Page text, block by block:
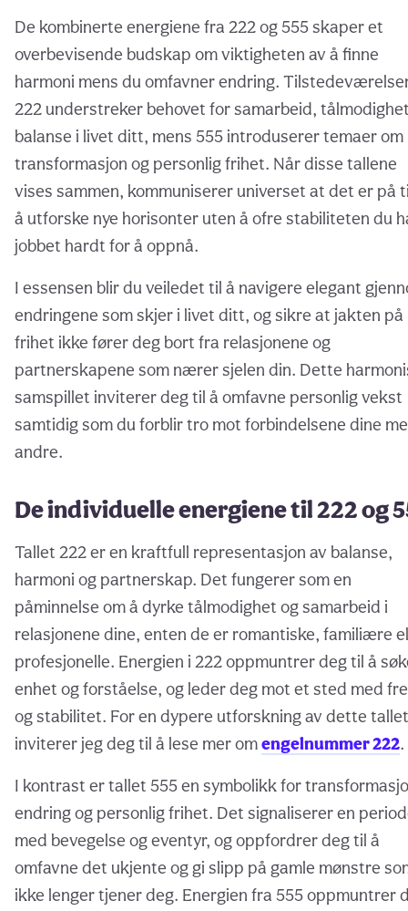
De kombinerte energiene fra 222 og 555 skaper et
overbevisende budskap om viktigheten av å finne
harmoni mens du omfavner endring.
222 understreker behovet for samarbeid,
balanse i livet ditt, mens 555 introduserer temaer om
transformasjon og personlig frihet. Når disse tallene
vises sammen, kommuniserer universet at det er på
å utforske nye horisonter uten å ofre stabiliteten du
jobbet hardt for å oppnå.
I essensen blir du veiledet til å navigere elegant
endringene som skjer i livet ditt, og sikre at jakten på
frihet ikke fører deg bort fra relasjonene og
partnerskapene som nærer sjelen din. Dette
samspillet inviterer deg til å omfavne personlig vekst
samtidig som du forblir tro mot forbindelsene dine
andre.
De individuelle energiene til 222 og
Tallet 222 er en kraftfull representasjon av balanse,
harmoni og partnerskap. Det fungerer som en
påminnelse om å dyrke tålmodighet og samarbeid i
relasjonene dine, enten de er romantiske, familiære
profesjonelle. Energien i 222 oppmuntrer deg til å
enhet og forståelse, og leder deg mot et sted med
og stabilitet. For en dypere utforskning av dette
inviterer jeg deg til å lese mer omengelnummer 222.
I kontrast er tallet 555 en symbolikk for
endring og personlig frihet. Det signaliserer en
med bevegelse og eventyr, og oppfordrer deg til å
omfavne det ukjente og gi slipp på gamle mønstre
ikke lenger tjener deg. Energien fra 555 oppmuntrer